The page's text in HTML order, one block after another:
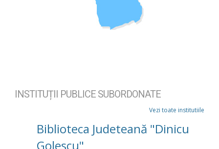
INSTITUȚII PUBLICE SUBORDONATE
Vezi toate institutiile
Biblioteca Judeteană "Dinicu
Golescu"